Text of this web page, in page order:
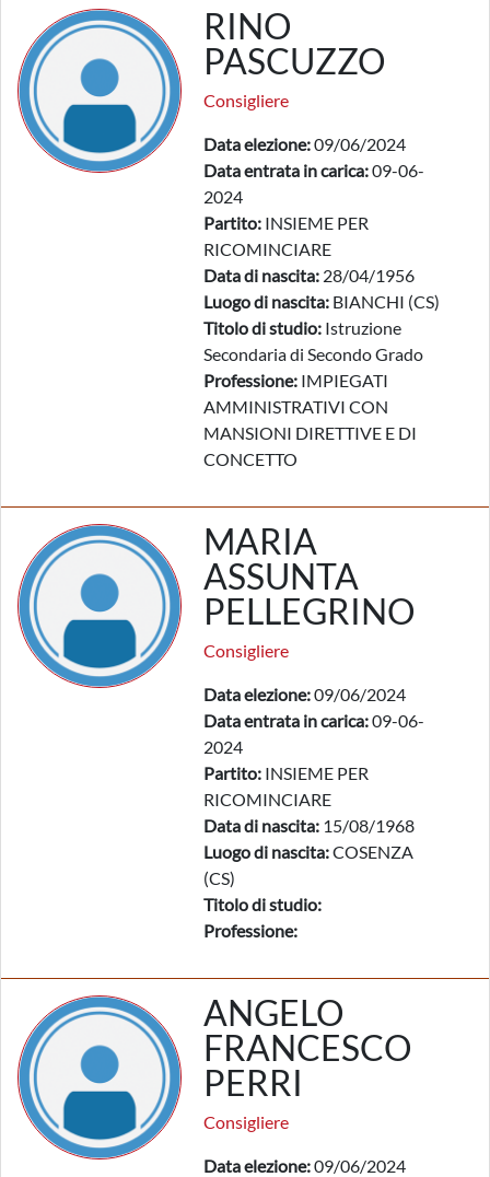
RINO
PASCUZZO
Consigliere
Data elezione:09/06/2024
Data entrata in carica:09-06-
2024
Partito: INSIEME PER
RICOMINCIARE
Data di nascita: 28/04/1956
Luogo di nascita: BIANCHI (CS)
Titolo di studio: Istruzione
Secondaria di Secondo Grado
Professione: IMPIEGATI
AMMINISTRATIVI CON
MANSIONI DIRETTIVE E DI
CONCETTO
MARIA
ASSUNTA
PELLEGRINO
Consigliere
Data elezione:09/06/2024
Data entrata in carica:09-06-
2024
Partito: INSIEME PER
RICOMINCIARE
Data di nascita: 15/08/1968
Luogo di nascita:COSENZA
(CS)
Titolo di studio:
Professione:
ANGELO
FRANCESCO
PERRI
Consigliere
Data elezione:09/06/2024